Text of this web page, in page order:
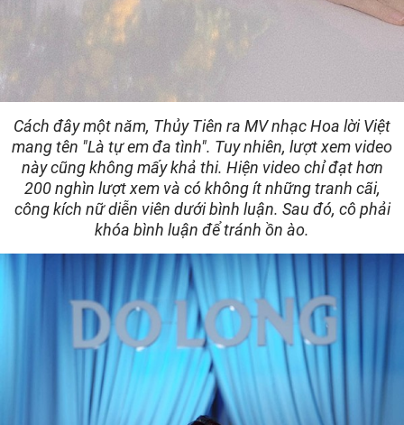
Cách đây một năm, Thủy Tiên ra MV nhạc Hoa lời Việt
mang tên "Là tự em đa tình". Tuy nhiên, lượt xem video
này cũng không mấy khả thi. Hiện video chỉ đạt hơn
200 nghìn lượt xem và có không ít những tranh cãi,
công kích nữ diễn viên dưới bình luận. Sau đó, cô phải
khóa bình luận để tránh ồn ào.